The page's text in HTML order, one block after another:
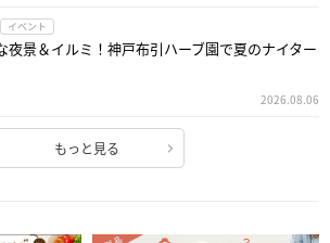
イベント
夜景＆イルミ！神戸布引ハーブ園で夏のナイター
2026.08.06
もっと見る